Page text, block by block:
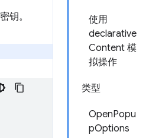
使用
declarative
Content 模
拟操作
类型
OpenPopu
pOptions
密钥。